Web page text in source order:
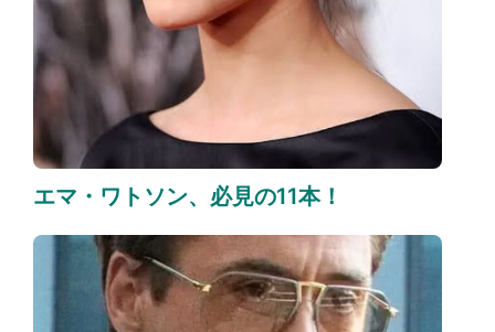
エマ・ワトソン、必見の11本！